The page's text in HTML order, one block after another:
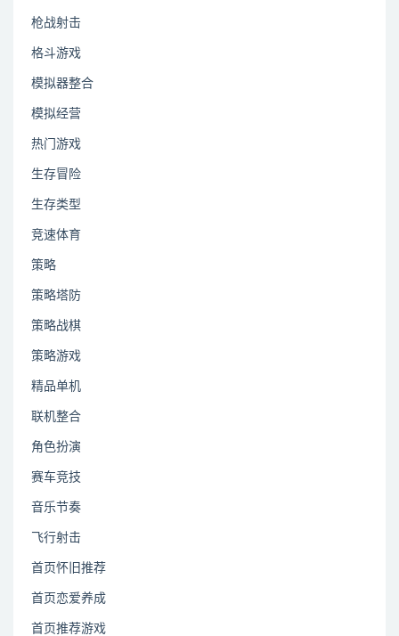
枪战射击
格斗游戏
模拟器整合
模拟经营
热门游戏
生存冒险
生存类型
竞速体育
策略
策略塔防
策略战棋
策略游戏
精品单机
联机整合
角色扮演
赛车竞技
音乐节奏
飞行射击
首页怀旧推荐
首页恋爱养成
首页推荐游戏